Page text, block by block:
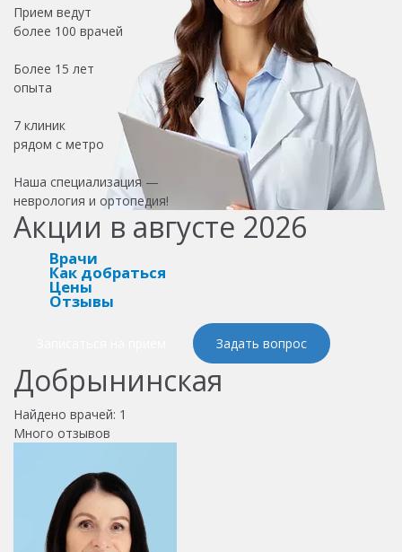
Прием ведут
более 100 врачей
Более 15 лет
опыта
7 клиник
рядом с метро
Наша специализация —
неврология и ортопедия!
Акции в августе 2026
Врачи
Как добраться
Цены
Отзывы
Задать вопрос
Добрынинская
Найдено врачей: 1
Много отзывов